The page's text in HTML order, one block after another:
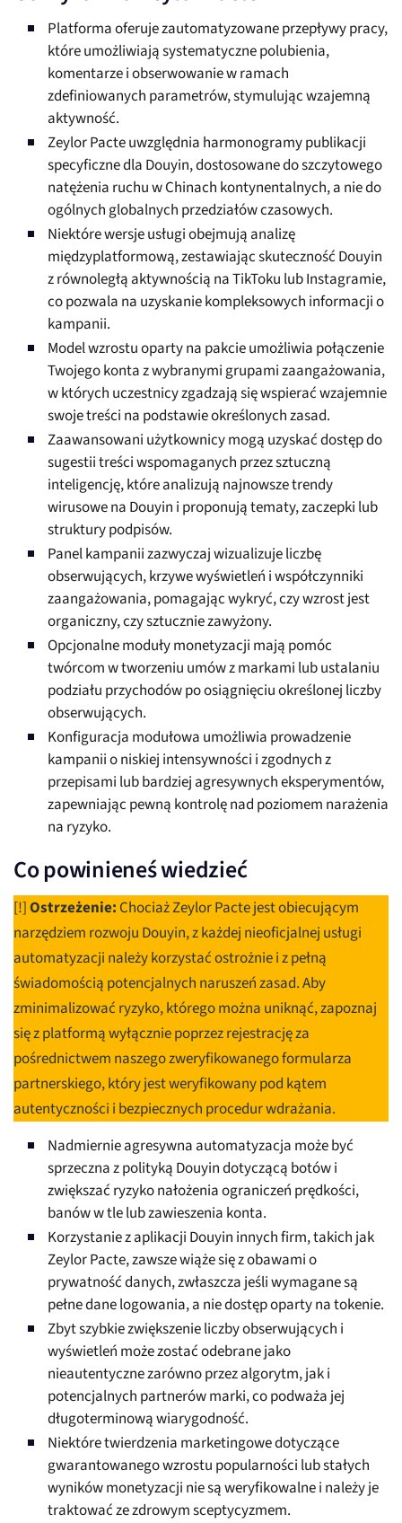
Platforma oferuje zautomatyzowane przepływy pracy,
które umożliwiają systematyczne polubienia,
komentarze i obserwowanie w ramach
zdefiniowanych parametrów, stymulując wzajemną
aktywność.
Zeylor Pacte uwzględnia harmonogramy publikacji
specyficzne dla Douyin, dostosowane do szczytowego
natężenia ruchu w Chinach kontynentalnych, a nie do
ogólnych globalnych przedziałów czasowych.
Niektóre wersje usługi obejmują analizę
międzyplatformową, zestawiając skuteczność Douyin
z równoległą aktywnością na TikToku lub Instagramie,
co pozwala na uzyskanie kompleksowych informacji o
kampanii.
Model wzrostu oparty na pakcie umożliwia połączenie
Twojego konta z wybranymi grupami zaangażowania,
w których uczestnicy zgadzają się wspierać wzajemnie
swoje treści na podstawie określonych zasad.
Zaawansowani użytkownicy mogą uzyskać dostęp do
sugestii treści wspomaganych przez sztuczną
inteligencję, które analizują najnowsze trendy
wirusowe na Douyin i proponują tematy, zaczepki lub
struktury podpisów.
Panel kampanii zazwyczaj wizualizuje liczbę
obserwujących, krzywe wyświetleń i współczynniki
zaangażowania, pomagając wykryć, czy wzrost jest
organiczny, czy sztucznie zawyżony.
Opcjonalne moduły monetyzacji mają pomóc
twórcom w tworzeniu umów z markami lub ustalaniu
podziału przychodów po osiągnięciu określonej liczby
obserwujących.
Konfiguracja modułowa umożliwia prowadzenie
kampanii o niskiej intensywności i zgodnych z
przepisami lub bardziej agresywnych eksperymentów,
zapewniając pewną kontrolę nad poziomem narażenia
na ryzyko.
Co powinieneś wiedzieć
[!]Ostrzeżenie: Chociaż Zeylor Pacte jest obiecującym
narzędziem rozwoju Douyin, z każdej nieoficjalnej usługi
automatyzacji należy korzystać ostrożnie i z pełną
świadomością potencjalnych naruszeń zasad. Aby
zminimalizować ryzyko, którego można uniknąć, zapoznaj
się z platformą wyłącznie poprzez rejestrację za
pośrednictwem naszego zweryfikowanego formularza
partnerskiego, który jest weryfikowany pod kątem
autentyczności i bezpiecznych procedur wdrażania.
Nadmiernie agresywna automatyzacja może być
sprzeczna z polityką Douyin dotyczącą botów i
zwiększać ryzyko nałożenia ograniczeń prędkości,
banów w tle lub zawieszenia konta.
Korzystanie z aplikacji Douyin innych firm, takich jak
Zeylor Pacte, zawsze wiąże się z obawami o
prywatność danych, zwłaszcza jeśli wymagane są
pełne dane logowania, a nie dostęp oparty na tokenie.
Zbyt szybkie zwiększenie liczby obserwujących i
wyświetleń może zostać odebrane jako
nieautentyczne zarówno przez algorytm, jak i
potencjalnych partnerów marki, co podważa jej
długoterminową wiarygodność.
Niektóre twierdzenia marketingowe dotyczące
gwarantowanego wzrostu popularności lub stałych
wyników monetyzacji nie są weryfikowalne i należy je
traktować ze zdrowym sceptycyzmem.